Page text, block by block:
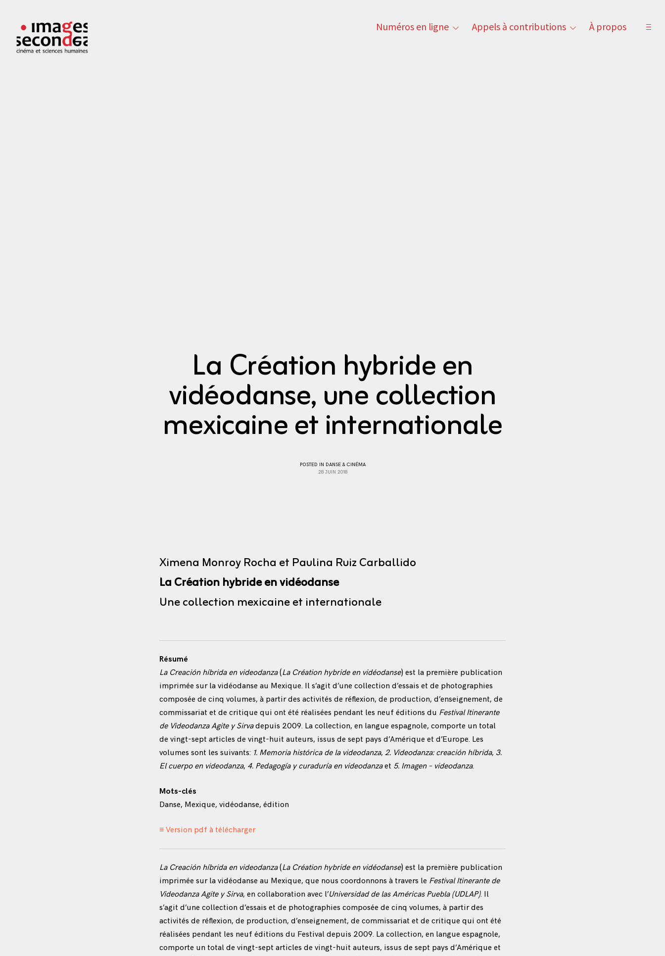
content
Numéros en ligne toggleAppels à contributions toggleÀ propos
open
La Création hybride en
vidéodanse, une collection
mexicaine et internationale
POSTED IN DANSE & CINÉMA
28 JUIN 2018
Ximena Monroy Rocha et Paulina Ruiz Carballido
La Création hybride en vidéodanse
Une collection mexicaine et internationale
Résumé
La Creación híbrida en videodanza(La Création hybride en vidéodanse) est la première publication
imprimée sur la vidéodanse au Mexique. Il s’agit d’une collection d’essais et de photographies
composée de cinq volumes, à partir des activités de réflexion, de production, d’enseignement, de
commissariat et de critique qui ont été réalisées pendant les neuf éditions du Festival Itinerante
de Videodanza Agite y Sirvadepuis 2009. La collection, en langue espagnole, comporte un total
de vingt-sept articles de vingt-huit auteurs, issus de sept pays d’Amérique et d’Europe. Les
volumes sont les suivants: 1. Memoria histórica de la videodanza, 2. Videodanza: creación híbrida, 3.
El cuerpo en videodanza, 4. Pedagogía y curaduría en videodanzaet 5. Imagen – videodanza.
Mots-clés
Danse, Mexique, vidéodanse, édition
≡ Version pdf à télécharger
La Creación híbrida en videodanza(La Création hybride en vidéodanse) est la première publication
imprimée sur la vidéodanse au Mexique, que nous coordonnons à travers le Festival Itinerante de
Videodanza Agite y Sirva, en collaboration avec l’Universidad de las Américas Puebla (UDLAP). Il
s’agit d’une collection d’essais et de photographies composée de cinq volumes, à partir des
activités de réflexion, de production, d’enseignement, de commissariat et de critique qui ont été
réalisées pendant les neuf éditions du Festival depuis 2009. La collection, en langue espagnole,
comporte un total de vingt-sept articles de vingt-huit auteurs, issus de sept pays d’Amérique et